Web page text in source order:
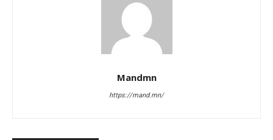
Mandmn
https://mand.mn/